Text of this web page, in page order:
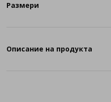
Размери
Описание на продукта